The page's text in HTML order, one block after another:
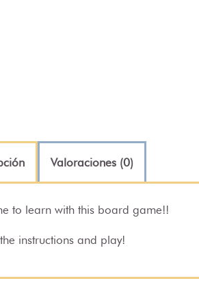
Valoraciones (0)
to learn with this board game!!
instructions and play!